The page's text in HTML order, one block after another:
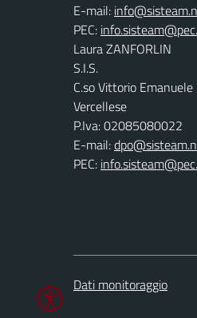
E-mail:
PEC:
Laura ZANFORLIN
S.I.S.
C.so Vittorio
Vercellese
P.Iva: 02085080022
E-mail:
PEC:
Dati monitoraggio